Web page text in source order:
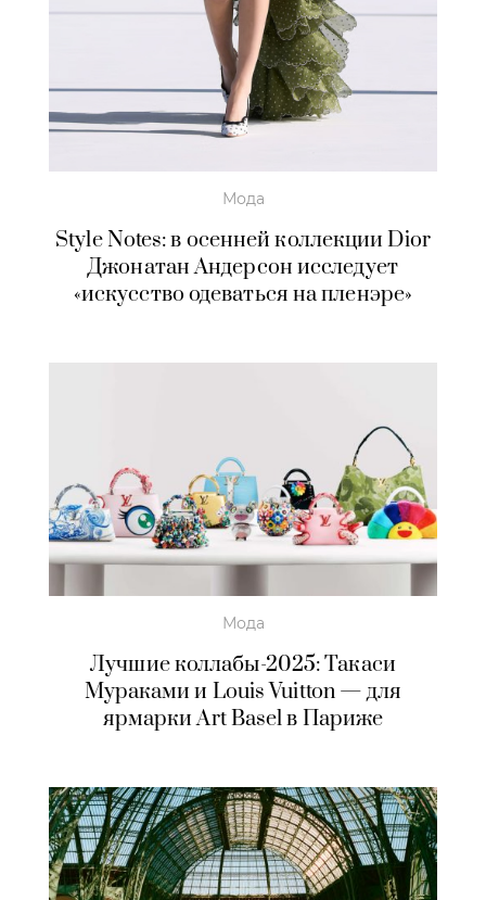
Мода
Style Notes: в осенней коллекции Dior
Джонатан Андерсон исследует
«искусство одеваться на пленэре»
Мода
Лучшие коллабы-2025: Такаси
Мураками и Louis Vuitton — для
ярмарки Art Basel в Париже